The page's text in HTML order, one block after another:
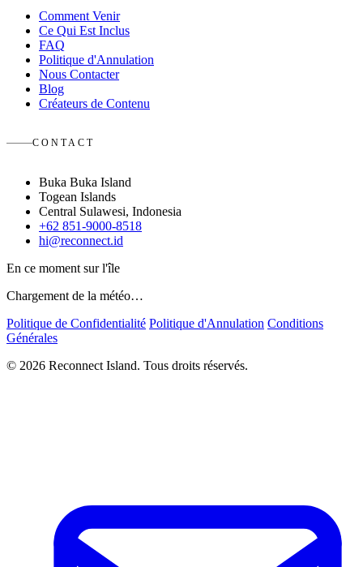
Comment Venir
Ce Qui Est Inclus
FAQ
Politique d'Annulation
Nous Contacter
Blog
Créateurs de Contenu
CONTACT
Buka Buka Island
Togean Islands
Central Sulawesi, Indonesia
+62 851-9000-8518
hi@reconnect.id
En ce moment sur l'île
Chargement de la météo…
Politique de Confidentialité Politique d'Annulation Conditions
Générales
© 2026 Reconnect Island. Tous droits réservés.